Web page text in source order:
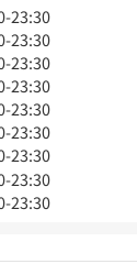
23:30
23:30
23:30
23:30
23:30
23:30
23:30
23:30
23:30